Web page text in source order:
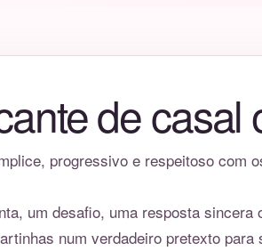
de casal
progressivo e respeitoso com
um desafio, uma resposta sincera
num verdadeiro pretexto para